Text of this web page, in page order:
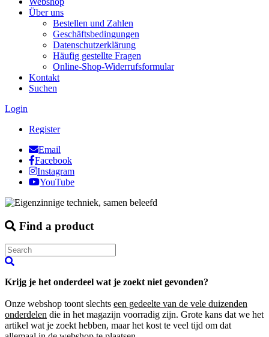
Über uns
Bestellen und Zahlen
Geschäftsbedingungen
Datenschutzerklärung
Häufig gestellte Fragen
Online-Shop-Widerrufsformular
Kontakt
Suchen
Login
Register
Email
Facebook
Instagram
YouTube
Find a product
Krijg je het onderdeel wat je zoekt niet gevonden?
Onze webshop toont slechts een gedeelte van de vele duizenden
onderdelen die in het magazijn voorradig zijn. Grote kans dat we het
artikel wat je zoekt hebben, maar het kost te veel tijd om dat